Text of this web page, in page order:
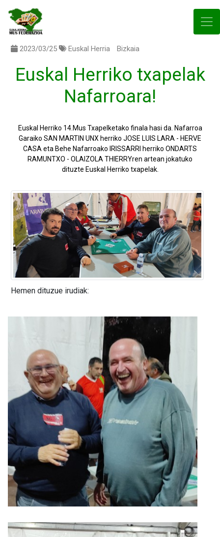
2023/03/25 Euskal Herria Bizkaia
Euskal Herriko txapelak
Nafarroara!
Euskal Herriko 14.Mus Txapelketako finala hasi da. Nafarroa
Garaiko SAN MARTIN UNX herriko JOSE LUIS LARA - HERVE
CASA eta Behe Nafarroako IRISSARRI herriko ONDARTS
RAMUNTXO - OLAIZOLA THIERRYren artean jokatuko
dituzte Euskal Herriko txapelak.
Hemen dituzue irudiak: